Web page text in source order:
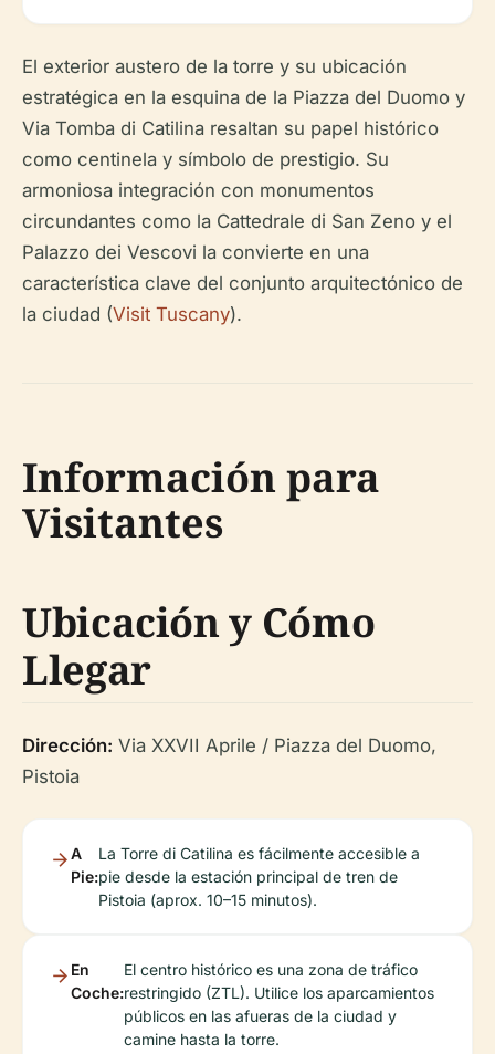
El exterior austero de la torre y su ubicación
estratégica en la esquina de la Piazza del Duomo y
Via Tomba di Catilina resaltan su papel histórico
como centinela y símbolo de prestigio. Su
armoniosa integración con monumentos
circundantes como la Cattedrale di San Zeno y el
Palazzo dei Vescovi la convierte en una
característica clave del conjunto arquitectónico de
la ciudad (Visit Tuscany).
Información para
Visitantes
Ubicación y Cómo
Llegar
Dirección: Via XXVII Aprile / Piazza del Duomo,
Pistoia
A
Pie:
La Torre di Catilina es fácilmente accesible a
pie desde la estación principal de tren de
Pistoia (aprox. 10–15 minutos).
En
Coche:
El centro histórico es una zona de tráfico
restringido (ZTL). Utilice los aparcamientos
públicos en las afueras de la ciudad y
camine hasta la torre.